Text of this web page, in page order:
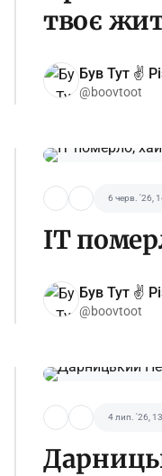
твоє
Був Тут ✌️
@boovtoot
6 черв. '26,
IT
Був Тут ✌️
@boovtoot
4 лип. '26,